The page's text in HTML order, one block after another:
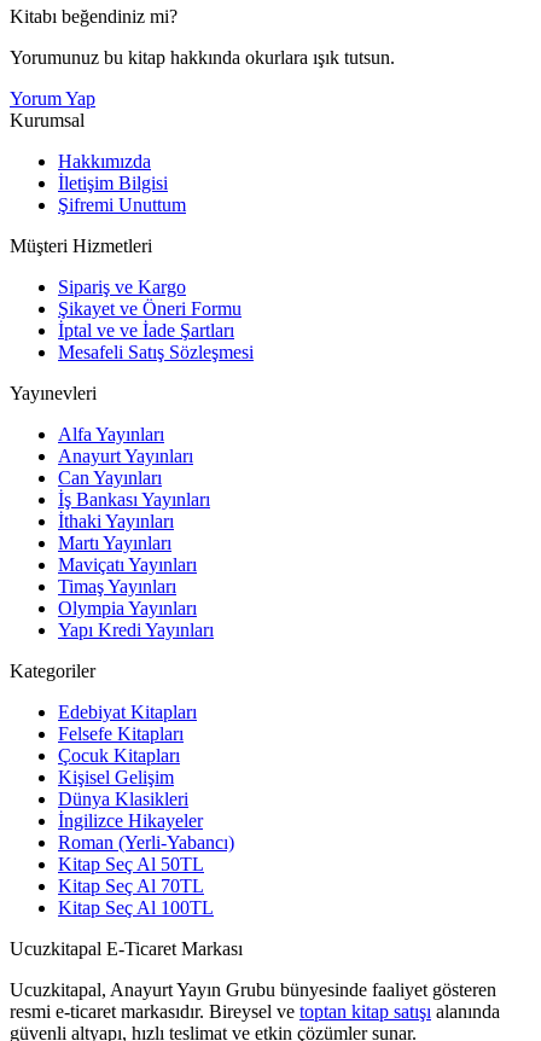
Kitabı beğendiniz mi?
Yorumunuz bu kitap hakkında okurlara ışık tutsun.
Yorum Yap
Kurumsal
Hakkımızda
İletişim Bilgisi
Şifremi Unuttum
Müşteri Hizmetleri
Sipariş ve Kargo
Şikayet ve Öneri Formu
İptal ve ve İade Şartları
Mesafeli Satış Sözleşmesi
Yayınevleri
Alfa Yayınları
Anayurt Yayınları
Can Yayınları
İş Bankası Yayınları
İthaki Yayınları
Martı Yayınları
Maviçatı Yayınları
Timaş Yayınları
Olympia Yayınları
Yapı Kredi Yayınları
Kategoriler
Edebiyat Kitapları
Felsefe Kitapları
Çocuk Kitapları
Kişisel Gelişim
Dünya Klasikleri
İngilizce Hikayeler
Roman (Yerli-Yabancı)
Kitap Seç Al 50TL
Kitap Seç Al 70TL
Kitap Seç Al 100TL
Ucuzkitapal E-Ticaret Markası
Ucuzkitapal, Anayurt Yayın Grubu bünyesinde faaliyet gösteren
resmi e-ticaret markasıdır. Bireysel ve toptan kitap satışı alanında
güvenli altyapı, hızlı teslimat ve etkin çözümler sunar.